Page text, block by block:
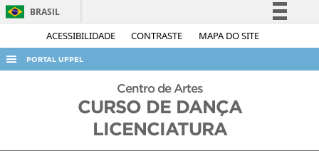
ACESSIBILIDADE CONTRASTE MAPA DO SITE
BRASIL
Simplifique!
Acesso à informação
Legislação
PORTAL UFPEL
ACESSO À INFORMAÇÃOCentro de Artes
CURSO DE DANÇA
LICENCIATURA